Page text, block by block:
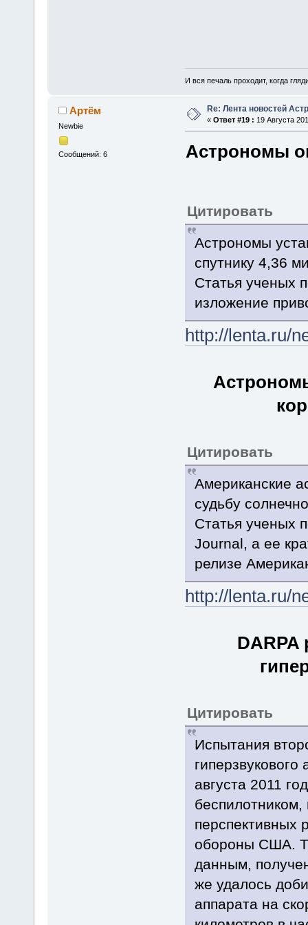
И вся печаль проходит, когда
Артём
Newbie
Сообщений: 6
Re: Лента новостей
« Ответ #19 : 19 Августа
Астрономы
Цитировать
Астрономы
спутнику 4,36
Статья ученых
изложение
http://lenta.ru/
Цитировать
Американские
судьбу
Статья ученых
Journal, а ее
релизе
http://lenta.ru/
DARPA
Цитировать
Испытания
августа 2011
беспилотником,
перспективных
обороны США.
данным,
же удалось
аппарата на